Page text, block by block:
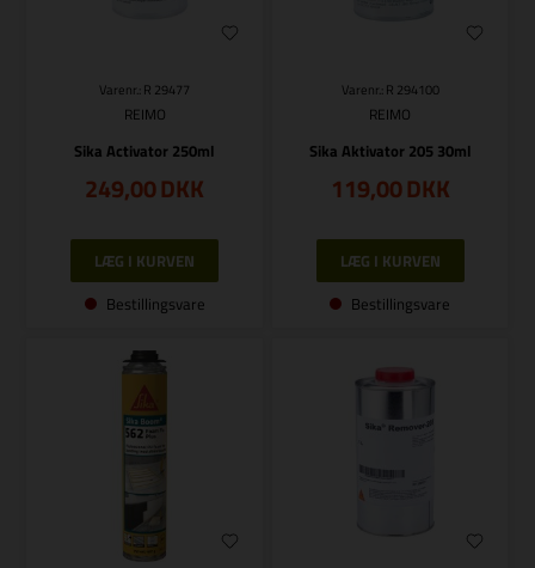
Varenr.: R 29477
REIMO
Sika Activator 250ml
249,00DKK
Bestillingsvare
Varenr.: R 294100
REIMO
Sika Aktivator 205 30ml
119,00DKK
Bestillingsvare